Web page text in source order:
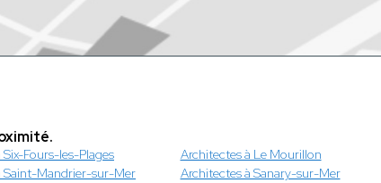
Fours-les-Plages Architectes à Le Mourillon
Saint-Mandrier-sur-Mer
Architectes à Sanary-sur-Mer